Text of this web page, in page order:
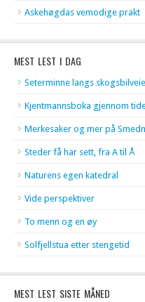
Askehøgdas vemodige prakt
MEST LEST I DAG
Seterminne langs
Kjentmannsboka gjennom
Merkesaker og mer på
Steder få har sett, fra A til Å
Naturens egen katedral
Vide perspektiver
To menn og en øy
Solfjellstua etter stengetid
MEST LEST SISTE MÅNED